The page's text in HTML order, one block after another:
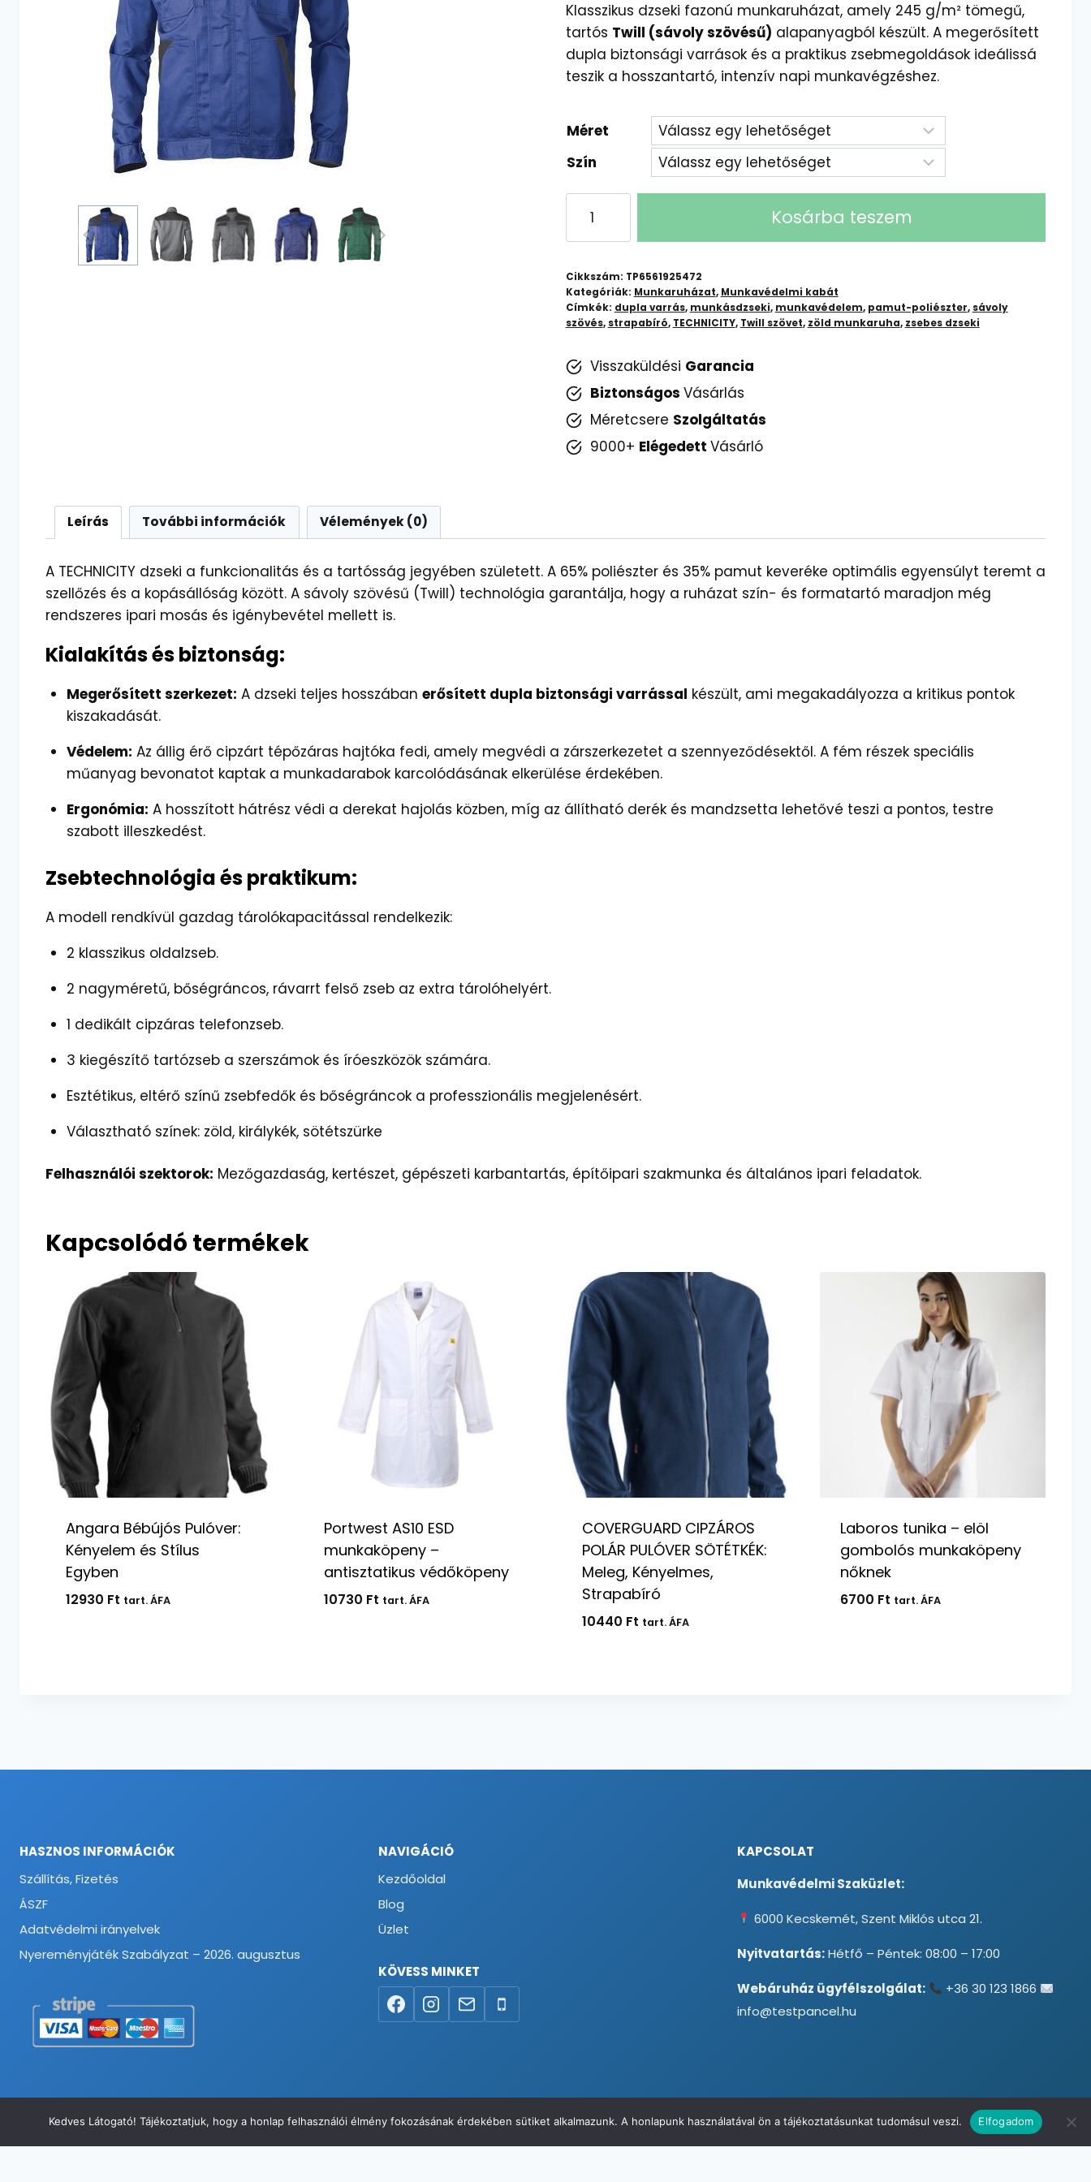
Klasszikus dzseki fazonú munkaruházat, amely 245 g/m² tömegű,
tartós Twill (sávoly szövésű) alapanyagból készült. A megerősített
dupla biztonsági varrások és a praktikus zsebmegoldások ideálissá
teszik a hosszantartó, intenzív napi munkavégzéshez.
Méret
Szín
Twill
Munkásdzseki
mennyiség
Kosárba teszem
Cikkszám: TP6561925472
Kategóriák: Munkaruházat, Munkavédelmi kabát
Címkék: dupla varrás, munkásdzseki, munkavédelem, pamut-poliészter, sávoly
szövés, strapabíró, TECHNICITY, Twill szövet, zöld munkaruha, zsebes dzseki
Visszaküldési Garancia
Biztonságos Vásárlás
Méretcsere Szolgáltatás
9000+ Elégedett Vásárló
Leírás További információk Vélemények (0)
A TECHNICITY dzseki a funkcionalitás és a tartósság jegyében született. A 65% poliészter és 35% pamut keveréke optimális egyensúlyt teremt a
szellőzés és a kopásállóság között. A sávoly szövésű (Twill) technológia garantálja, hogy a ruházat szín- és formatartó maradjon még
rendszeres ipari mosás és igénybevétel mellett is.
Kialakítás és biztonság:
Megerősített szerkezet: A dzseki teljes hosszában erősített dupla biztonsági varrással készült, ami megakadályozza a kritikus pontok
kiszakadását.
Védelem: Az állig érő cipzárt tépőzáras hajtóka fedi, amely megvédi a zárszerkezetet a szennyeződésektől. A fém részek speciális
műanyag bevonatot kaptak a munkadarabok karcolódásának elkerülése érdekében.
Ergonómia: A hosszított hátrész védi a derekat hajolás közben, míg az állítható derék és mandzsetta lehetővé teszi a pontos, testre
szabott illeszkedést.
Zsebtechnológia és praktikum:
A modell rendkívül gazdag tárolókapacitással rendelkezik:
2 klasszikus oldalzseb.
2 nagyméretű, bőségráncos, rávarrt felső zseb az extra tárolóhelyért.
1 dedikált cipzáras telefonzseb.
3 kiegészítő tartózseb a szerszámok és íróeszközök számára.
Esztétikus, eltérő színű zsebfedők és bőségráncok a professzionális megjelenésért.
Választható színek: zöld, királykék, sötétszürke
Felhasználói szektorok: Mezőgazdaság, kertészet, gépészeti karbantartás, építőipari szakmunka és általános ipari feladatok.
Kapcsolódó termékek
Angara Bébújós Pulóver:
Kényelem és Stílus
Egyben
12930 Ft tart. ÁFA
Portwest AS10 ESD
munkaköpeny –
antisztatikus védőköpeny
10730 Ft tart. ÁFA
COVERGUARD CIPZÁROS
POLÁR PULÓVER SÖTÉTKÉK:
Meleg, Kényelmes,
Strapabíró
10440 Ft tart. ÁFA
Laboros tunika – elöl
gombolós munkaköpeny
nőknek
6700 Ft tart. ÁFA
HASZNOS INFORMÁCIÓK
Szállítás, Fizetés
ÁSZF
Adatvédelmi irányelvek
Nyereményjáték Szabályzat – 2026. augusztus
NAVIGÁCIÓ
Kezdőoldal
Blog
Üzlet
KÖVESS MINKET
KAPCSOLAT
Munkavédelmi Szaküzlet:
6000 Kecskemét, Szent Miklós utca 21.
Nyitvatartás:Hétfő – Péntek: 08:00 – 17:00
Webáruház ügyfélszolgálat:
+36 30 123 1866
info@testpancel.hu
© 2026 Munkavédelmi és Ruházati Webáruház - Minden jog fenntartva
Kedves Látogató! Tájékoztatjuk, hogy a honlap felhasználói élmény fokozásának érdekében sütiket alkalmazunk. A honlapunk használatával ön a tájékoztatásunkat tudomásul veszi. Elfogadom